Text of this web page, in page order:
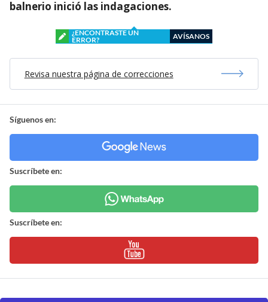
balnerio inició las indagaciones.
¿ENCONTRASTE UN
ERROR?
AVÍSANOS
Revisa nuestra página de correcciones
Síguenos en:
Suscríbete en:
Suscríbete en: